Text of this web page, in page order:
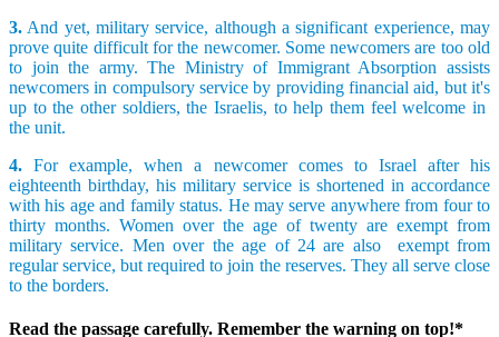
3. And yet, military service, although a significant experience, may
prove quite difficult for the newcomer. Some newcomers are too old
to join the army. The Ministry of Immigrant Absorption assists
newcomers in compulsory service by providing financial aid, but it's
up to the other soldiers, the Israelis, to help them feel welcome in
the unit.
4. For example, when a newcomer comes to Israel after his
eighteenth birthday, his military service is shortened in accordance
with his age and family status. He may serve anywhere from four to
thirty months. Women over the age of twenty are exempt from
military service. Men over the age of 24 are also exempt from
regular service, but required to join the reserves. They all serve close
to the borders.
Read the passage carefully. Remember the warning on top!*